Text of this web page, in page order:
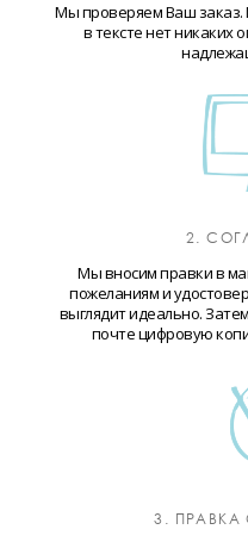
Мы проверяем Ваш заказ.
в тексте нет никаких
2.
Мы вносим правки в
пожеланиям и
выглядит идеально.
почте цифровую
3. ПРАВКА